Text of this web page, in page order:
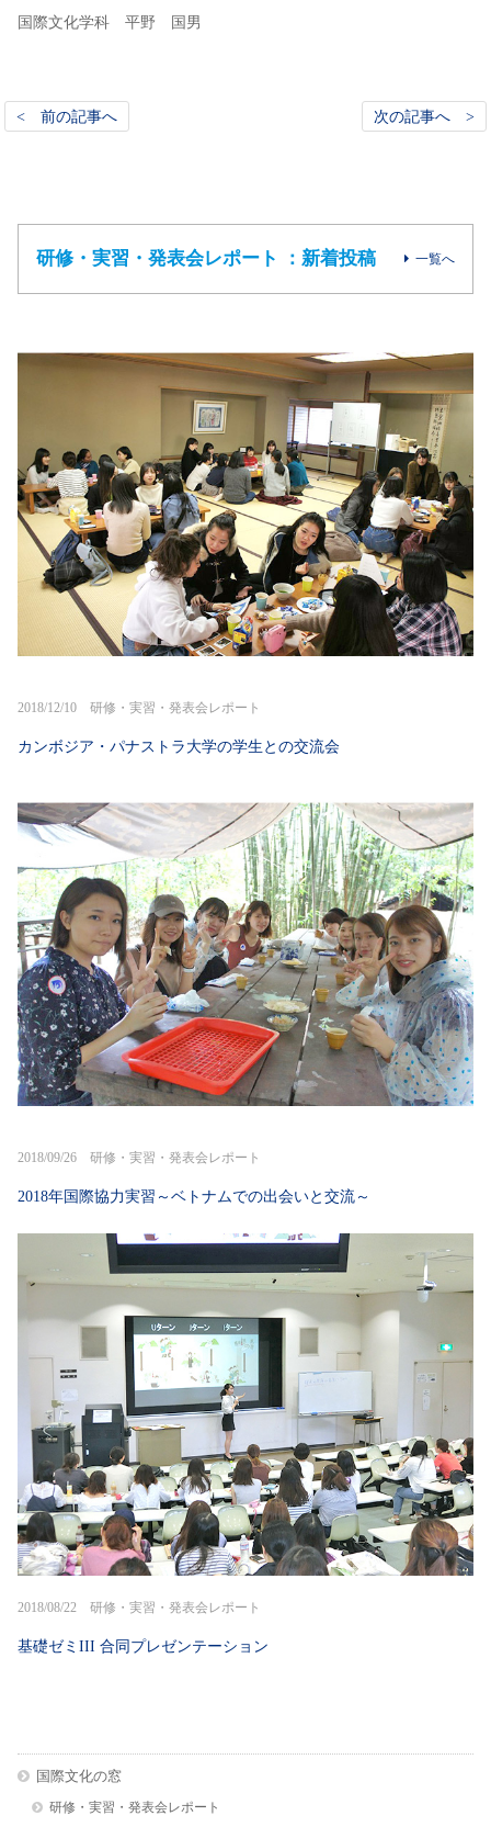
国際文化学科 平野 国男
< 前の記事へ 次の記事へ >
研修・実習・発表会レポート ：新着投稿 一覧へ
2018/12/10 研修・実習・発表会レポート
カンボジア・パナストラ大学の学生との交流会
2018/09/26 研修・実習・発表会レポート
2018年国際協力実習～ベトナムでの出会いと交流～
2018/08/22 研修・実習・発表会レポート
基礎ゼミIII 合同プレゼンテーション
国際文化の窓
研修・実習・発表会レポート